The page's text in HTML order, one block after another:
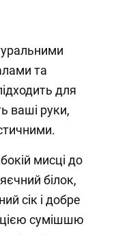
та
для
ваші руки,
мисці до
білок,
сік і добре
сумішшю